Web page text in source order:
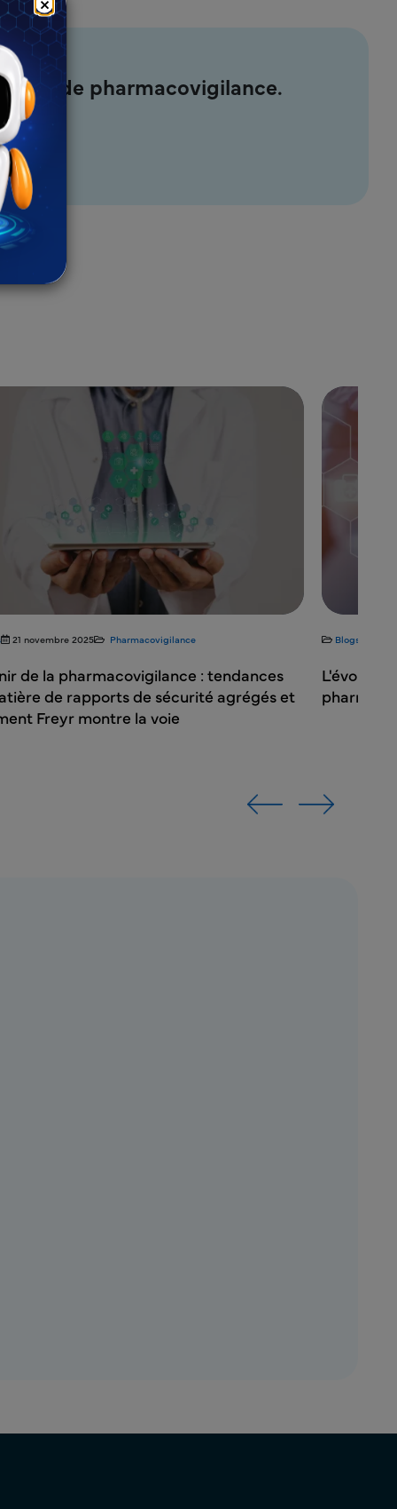
de pharmacovigilance.
21 novembre 2025 Pharmacovigilance
de la pharmacovigilance : tendances
de rapports de sécurité agrégés et
Freyr montre la voie
Blogs